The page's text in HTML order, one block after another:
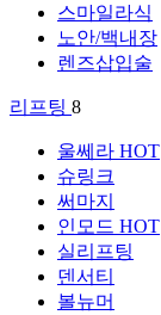
스마일라식
노안/백내장
렌즈삽입술
리프팅 8
울쎄라 HOT
슈링크
써마지
인모드 HOT
실리프팅
덴서티
볼뉴머